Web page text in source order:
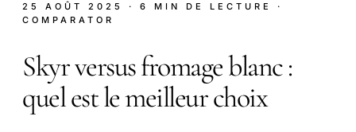
25 AOÛT 2025 · 6 MIN DE LECTURE
·
COMPARATOR
Skyr versus fromage blanc :
quel est le meilleur choix